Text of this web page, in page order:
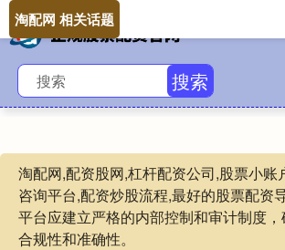
搜索
淘配网,配资股网,杠杆配资公司,股票小账
咨询平台,配资炒股流程,最好的股票配资
平台应建立严格的内部控制和审计制度
合规性和准确性。
淘配网 相关话题